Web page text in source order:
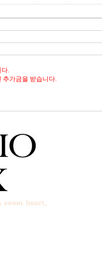
다.
추가금을 받습니다.